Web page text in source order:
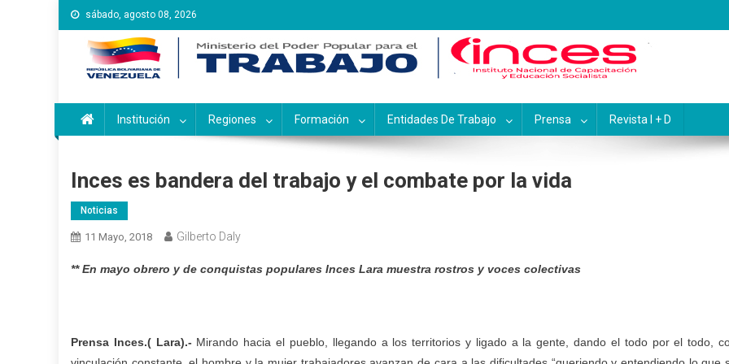
Saltar
al
contenido
sábado, agosto 08, 2026
Instituto Nacional de Capacitación y Educación
Inces
Institución Regiones Formación Entidades De Trabajo Prensa Revista I + D
Inces es bandera del trabajo y el combate por la vida
Noticias
11 Mayo, 2018 Gilberto Daly
** En mayo obrero y de conquistas populares Inces Lara muestra rostros y voces colectivas
Prensa Inces.(Lara).- Mirando hacia el pueblo, llegando a los territorios y ligado a la gente, dando el todo por el todo,